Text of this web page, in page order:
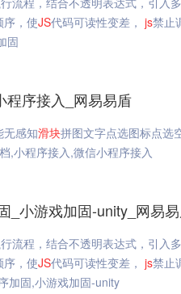
序，使JS代码可读性变差， js禁止
固
程序接入_网易易盾
无感知滑块拼图文字点选图标点选
,小程序接入,微信小程序接入
_小游戏加固-unity_网易
流程，结合不透明表达式，引入
序，使JS代码可读性变差， js禁止
加固,小游戏加固-unity